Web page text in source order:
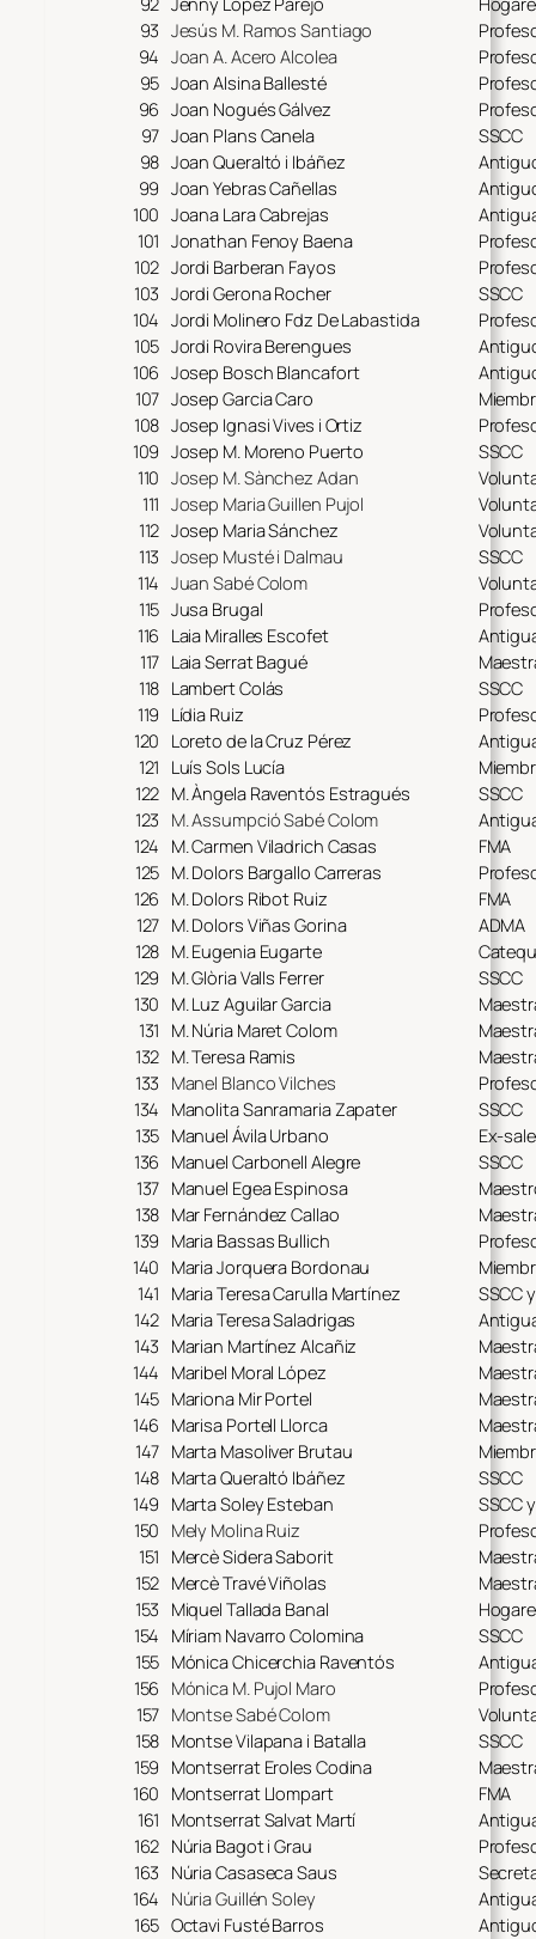
93 Jesús M. Ramos Santiago
94 Joan A. Acero Alcolea
95 Joan Alsina Ballesté
96 Joan Nogués Gálvez
97 Joan Plans Canela
SSCC
98 Joan Queraltó i Ibáñez
99 Joan Yebras Cañellas
100 Joana Lara Cabrejas
101 Jonathan Fenoy Baena
102 Jordi Barberan Fayos
103 Jordi Gerona Rocher
SSCC
104 Jordi Molinero Fdz De Labastida
105 Jordi Rovira Berengues
106 Josep Bosch Blancafort
107 Josep Garcia Caro
108 Josep Ignasi Vives i Ortiz
109 Josep M. Moreno Puerto
SSCC
110 Josep M. Sànchez Adan
111 Josep Maria Guillen Pujol
112 Josep Maria Sánchez
113 Josep Musté i Dalmau
SSCC
114 Juan Sabé Colom
115 Jusa Brugal
116 Laia Miralles Escofet
117 Laia Serrat Bagué
118 Lambert Colás
SSCC
119 Lídia Ruiz
120 Loreto de la Cruz Pérez
121 Luís Sols Lucía
122 M. Àngela Raventós Estragués
SSCC
123 M. Assumpció Sabé Colom
124 M. Carmen Viladrich Casas
FMA
125 M. Dolors Bargallo Carreras
126 M. Dolors Ribot Ruiz
FMA
127 M. Dolors Viñas Gorina
ADMA
128 M. Eugenia Eugarte
129 M. Glòria Valls Ferrer
SSCC
130 M. Luz Aguilar Garcia
131 M. Núria Maret Colom
132 M. Teresa Ramis
133 Manel Blanco Vilches
134 Manolita Sanramaria Zapater
SSCC
135 Manuel Ávila Urbano
Ex-
136 Manuel Carbonell Alegre
SSCC
137 Manuel Egea Espinosa
138 Mar Fernández Callao
139 Maria Bassas Bullich
140 Maria Jorquera Bordonau
141 Maria Teresa Carulla Martínez
SSCC
142 Maria Teresa Saladrigas
143 Marian Martínez Alcañiz
144 Maribel Moral López
145 Mariona Mir Portel
146 Marisa Portell Llorca
147 Marta Masoliver Brutau
148 Marta Queraltó Ibáñez
SSCC
149 Marta Soley Esteban
SSCC
150 Mely Molina Ruiz
151 Mercè Sidera Saborit
152 Mercè Travé Viñolas
153 Miquel Tallada Banal
154 Míriam Navarro Colomina
SSCC
155 Mónica Chicerchia Raventós
156 Mónica M. Pujol Maro
157 Montse Sabé Colom
158 Montse Vilapana i Batalla
SSCC
159 Montserrat Eroles Codina
160 Montserrat Llompart
FMA
161 Montserrat Salvat Martí
162 Núria Bagot i Grau
163 Núria Casaseca Saus
164 Núria Guillén Soley
165 Octavi Fusté Barros